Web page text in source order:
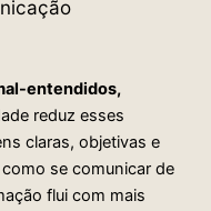
entendidos,
reduz esses
claras, objetivas e
se comunicar de
flui com mais